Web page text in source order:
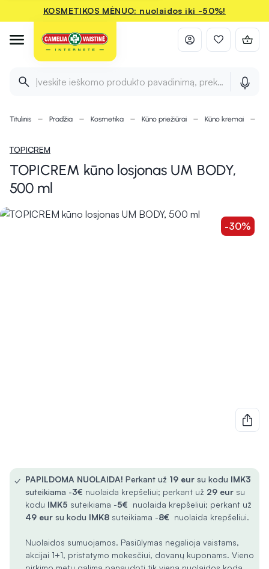
KOSMETIKOS MĖNUO: nuolaidos iki -50%!
Įveskite ieškomo produkto pavadinimą, prekės ženklą ir
Titulinis Pradžia Kosmetika Kūno priežiūrai Kūno kremai
TOPICREM
TOPICREM kūno losjonas UM BODY,
500 ml
-30%
✓ PAPILDOMA NUOLAIDA! Perkant už 19 eur su kodu IMK3
suteikiama -3€ nuolaida krepšeliui; perkant už 29 eur su
kodu IMK5 suteikiama -5€ nuolaida krepšeliui; perkant už
49 eur su kodu IMK8 suteikiama -8€ nuolaida krepšeliui.
Nuolaidos sumuojamos. Pasiūlymas negalioja vaistams,
akcijai 1+1, pristatymo mokesčiui, dovanų kuponams. Vieno